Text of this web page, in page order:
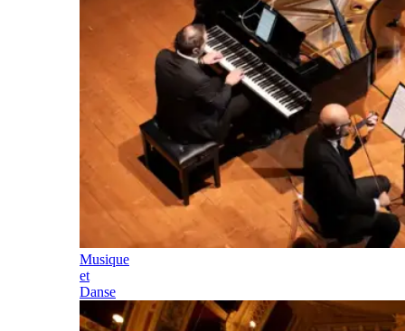
Musique
et
Danse